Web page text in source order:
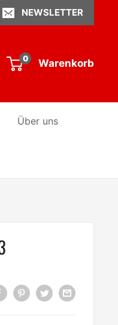
NEWSLETTER
0 Warenkorb
Über uns